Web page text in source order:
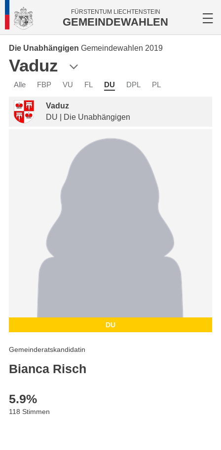
FÜRSTENTUM LIECHTENSTEIN
GEMEINDEWAHLEN
Die Unabhängigen Gemeindewahlen 2019
Vaduz
Alle FBP VU FL DU DPL PL
Vaduz
DU | Die Unabhängigen
DU
Gemeinderatskandidatin
Bianca Risch
5.9%
118 Stimmen